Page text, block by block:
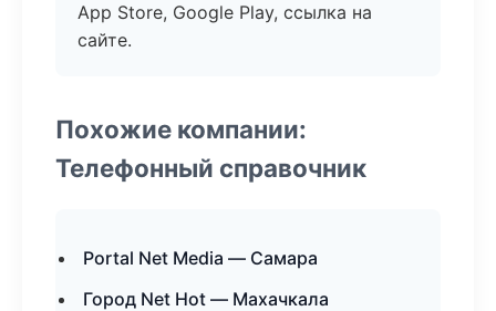
App Store, Google Play, ссылка на
сайте.
Похожие компании:
Телефонный справочник
Portal Net Media — Самара
Город Net Hot — Махачкала